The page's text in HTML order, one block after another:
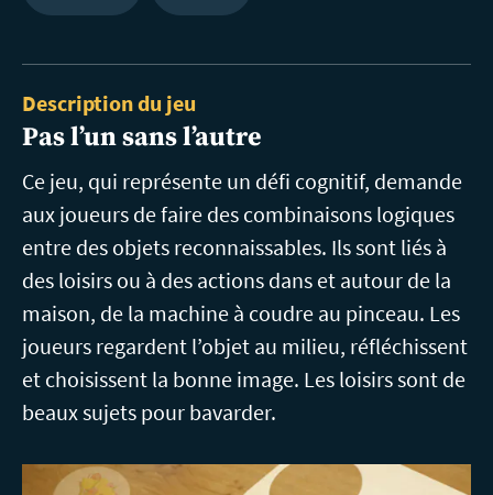
Description du jeu
Pas l’un sans l’autre
Ce jeu, qui représente un défi cognitif, demande
aux joueurs de faire des combinaisons logiques
entre des objets reconnaissables. Ils sont liés à
des loisirs ou à des actions dans et autour de la
maison, de la machine à coudre au pinceau. Les
joueurs regardent l’objet au milieu, réfléchissent
et choisissent la bonne image. Les loisirs sont de
beaux sujets pour bavarder.